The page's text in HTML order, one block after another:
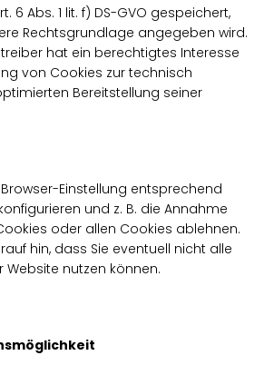
6 Abs. 1 lit. f) DS-GVO gespeichert,
Rechtsgrundlage angegeben wird.
hat ein berechtigtes Interesse
von Cookies zur technisch
Bereitstellung seiner
Einstellung entsprechend
und z. B. die Annahme
oder allen Cookies ablehnen.
hin, dass Sie eventuell nicht alle
Website nutzen können.